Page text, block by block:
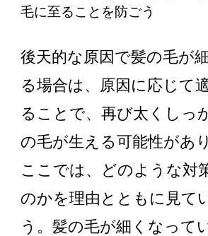
毛に至ることを防ごう
後天的な原因で髪の毛が
る場合は、原因に応じて
ることで、再び太くしっ
の毛が生える可能性があ
ここでは、どのような対
のかを理由とともに見て
う。髪の毛が細くなって